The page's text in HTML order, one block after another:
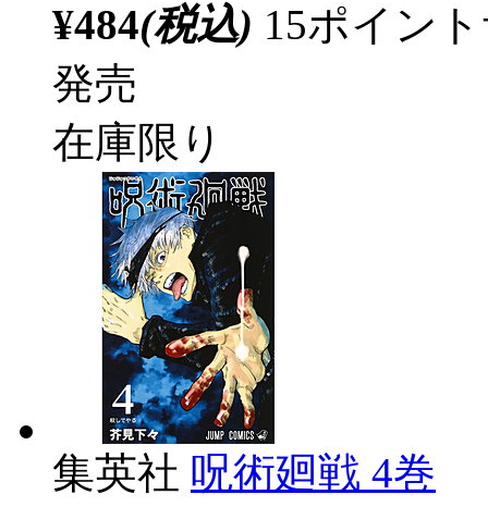
¥484(税込) 15ポイン
発売
在庫限り
集英社 呪術廻戦 4巻